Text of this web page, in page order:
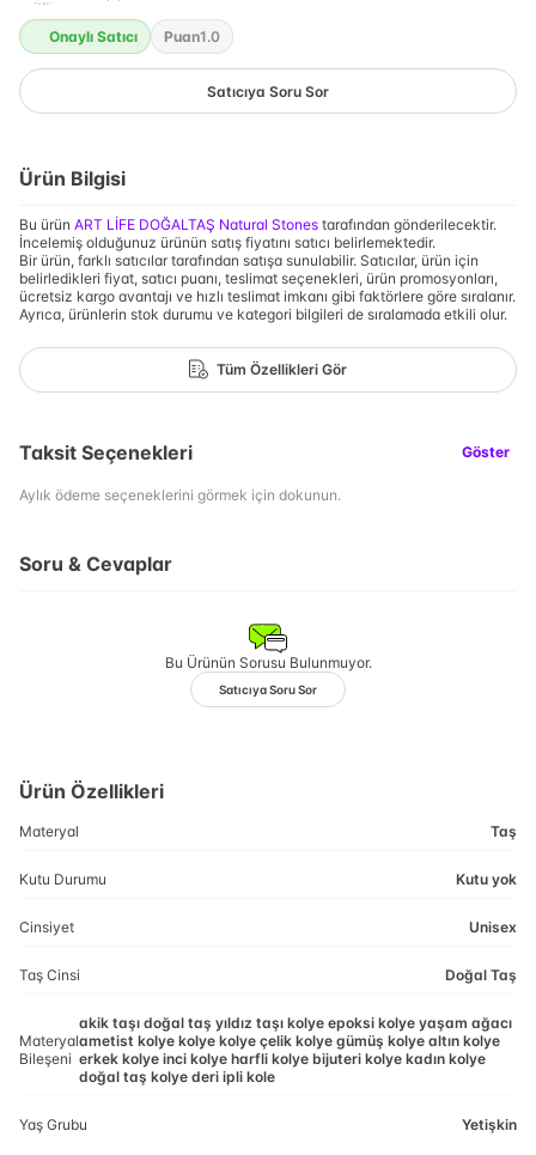
Onaylı Satıcı Puan1.0
Satıcıya Soru Sor
Ürün Bilgisi
Bu ürün ART LİFE DOĞALTAŞ Natural Stones tarafından gönderilecektir.
İncelemiş olduğunuz ürünün satış fiyatını satıcı belirlemektedir.
Bir ürün, farklı satıcılar tarafından satışa sunulabilir. Satıcılar, ürün için
belirledikleri fiyat, satıcı puanı, teslimat seçenekleri, ürün promosyonları,
ücretsiz kargo avantajı ve hızlı teslimat imkanı gibi faktörlere göre sıralanır.
Ayrıca, ürünlerin stok durumu ve kategori bilgileri de sıralamada etkili olur.
Tüm Özellikleri Gör
Taksit Seçenekleri Göster
Aylık ödeme seçeneklerini görmek için dokunun.
Soru & Cevaplar
Bu Ürünün Sorusu Bulunmuyor.
Satıcıya Soru Sor
Ürün Özellikleri
Materyal Taş
Kutu Durumu Kutu yok
Cinsiyet Unisex
Taş Cinsi Doğal Taş
Materyal
Bileşeni
akik taşı doğal taş yıldız taşı kolye epoksi kolye yaşam ağacı
ametist kolye kolye kolye çelik kolye gümüş kolye altın kolye
erkek kolye inci kolye harfli kolye bijuteri kolye kadın kolye
doğal taş kolye deri ipli kole
Yaş Grubu Yetişkin